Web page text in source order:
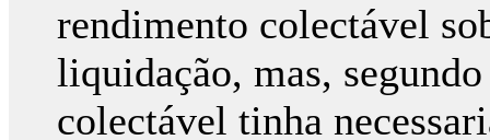
rendimento colectável
liquidação, mas,
colectável tinha